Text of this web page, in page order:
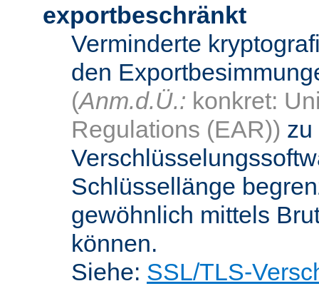
exportbeschränkt
Verminderte
den
(Anm.d.Ü.: konkret:
Regulations (EAR)) zu
Schlüssellänge
gewöhnlich mittels
können.
Siehe: SSL/TLS-